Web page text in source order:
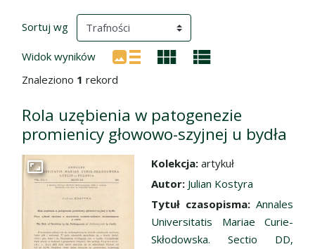
Wyniki wyszukiwania
Sortuj wg (automatyczne przeładowanie treści)
Widok wyników
Znaleziono 1 rekord
Rola uzębienia w patogenezie
promienicy głowowo-szyjnej u bydła
Przejdź do zbioru
Kolekcja: artykuł
Autor: Julian Kostyra
Tytuł czasopisma: Annales
Universitatis Mariae Curie-
Skłodowska. Sectio DD,